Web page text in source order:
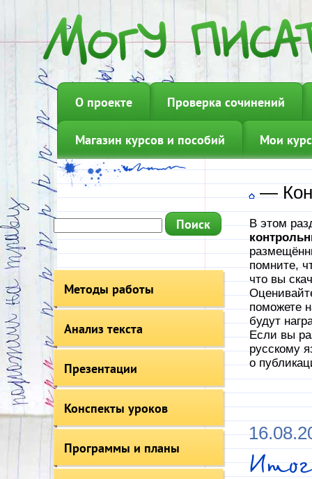
О проекте Проверка сочинений
Магазин курсов и пособий Мои
Методы работы
Анализ текста
Презентации
Конспекты уроков
Программы и планы
—
В этом
помните,
что вы
поможете
будут
Если вы
русскому
о